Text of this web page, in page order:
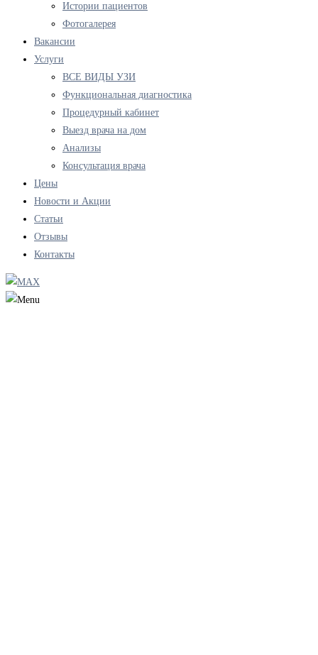
Истории пациентов
Фотогалерея
Вакансии
Услуги
ВСЕ ВИДЫ УЗИ
Функциональная диагностика
Процедурный кабинет
Выезд врача на дом
Анализы
Консультация врача
Цены
Новости и Акции
Статьи
Отзывы
Контакты